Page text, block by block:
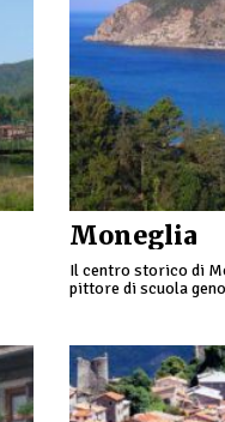
Moneglia
Il centro storico di
pittore di scuola